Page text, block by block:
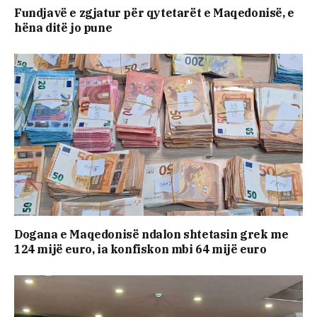
Fundjavë e zgjatur për qytetarët e Maqedonisë, e
hëna ditë jo pune
Dogana e Maqedonisë ndalon shtetasin grek me
124 mijë euro, ia konfiskon mbi 64 mijë euro